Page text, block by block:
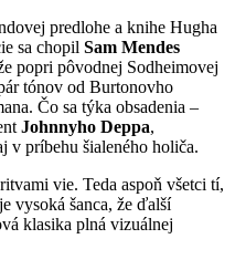
predlohe a knihe Hugha
sa chopil Sam Mendes
popri pôvodnej Sodheimovej
tónov od Burtonovho
Čo sa týka obsadenia –
Johnnyho Deppa,
v príbehu šialeného holiča.
vie. Teda aspoň všetci tí,
vysoká šanca, že ďalší
klasika plná vizuálnej